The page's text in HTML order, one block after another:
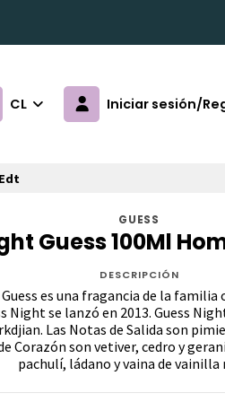
CL Iniciar sesión/
GUESS
Guess 100Ml
DESCRIPCIÓN
es una fragancia de la
Night se lanzó en 2013. Guess
Las Notas de Salida son
Corazón son vetiver, cedro y
pachulí, ládano y vaina de vainilla